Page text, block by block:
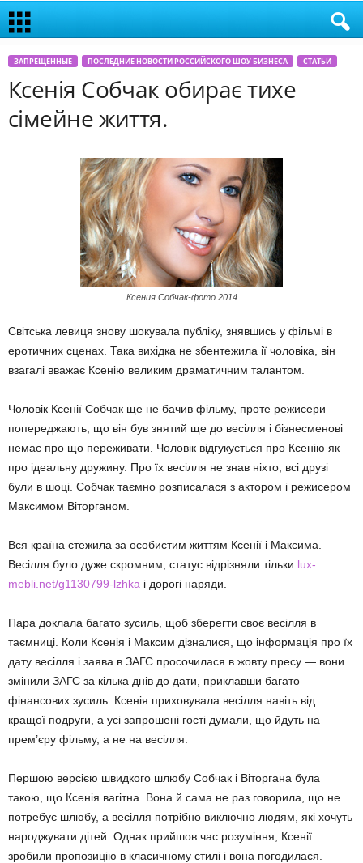
ЗАПРЕЩЕННЫЕ ПОСЛЕДНИЕ НОВОСТИ РОССИЙСКОГО ШОУ БИЗНЕСА СТАТЬИ
Ксенiя Собчак обирає тихе
сiмейне життя.
Ксения Собчак-фото 2014
Свiтська левиця знову шокувала публiку, знявшись у фiльмi в
еротичних сценах. Така вихiдка не збентежила iї чоловiка, вiн
взагалi вважає Ксенiю великим драматичним талантом.
Чоловік Ксенії Собчак ще не бачив фільму, проте режисери
попереджають, що він був знятий ще до весілля і бізнесменові
немає про що переживати. Чоловік відгукується про Ксенію як
про ідеальну дружину. Про їх весілля не знав ніхто, всі друзі
були в шоці. Собчак таємно розписалася з актором і режисером
Максимом Віторганом.
Вся країна стежила за особистим життям Ксенії і Максима.
Весілля було дуже скромним, статус відрізняли тільки lux-
mebli.net/g1130799-lzhka і дорогі наряди.
Пара доклала багато зусиль, щоб зберегти своє весілля в
таємниці. Коли Ксенія і Максим дізналися, що інформація про їх
дату весілля і заява в ЗАГС просочилася в жовту пресу — вони
змінили ЗАГС за кілька днів до дати, приклавши багато
фінансових зусиль. Ксенія приховувала весілля навіть від
кращої подруги, а усі запрошені гості думали, що йдуть на
прем’єру фільму, а не на весілля.
Першою версією швидкого шлюбу Собчак і Віторгана була
такою, що Ксенія вагітна. Вона й сама не раз говорила, що не
потребує шлюбу, а весілля потрібно виключно людям, які хочуть
народжувати дітей. Однак прийшов час розуміння, Ксенії
зробили пропозицію в класичному стилі і вона погодилася.